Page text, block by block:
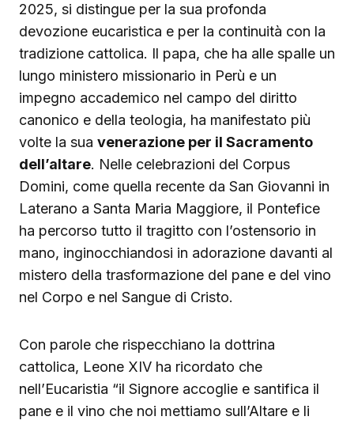
2025, si distingue per la sua profonda
devozione eucaristica e per la continuità con la
tradizione cattolica. Il papa, che ha alle spalle un
lungo ministero missionario in Perù e un
impegno accademico nel campo del diritto
canonico e della teologia, ha manifestato più
volte la sua venerazione per il Sacramento
dell’altare. Nelle celebrazioni del Corpus
Domini, come quella recente da San Giovanni in
Laterano a Santa Maria Maggiore, il Pontefice
ha percorso tutto il tragitto con l’ostensorio in
mano, inginocchiandosi in adorazione davanti al
mistero della trasformazione del pane e del vino
nel Corpo e nel Sangue di Cristo.
Con parole che rispecchiano la dottrina
cattolica, Leone XIV ha ricordato che
nell’Eucaristia “il Signore accoglie e santifica il
pane e il vino che noi mettiamo sull’Altare e li